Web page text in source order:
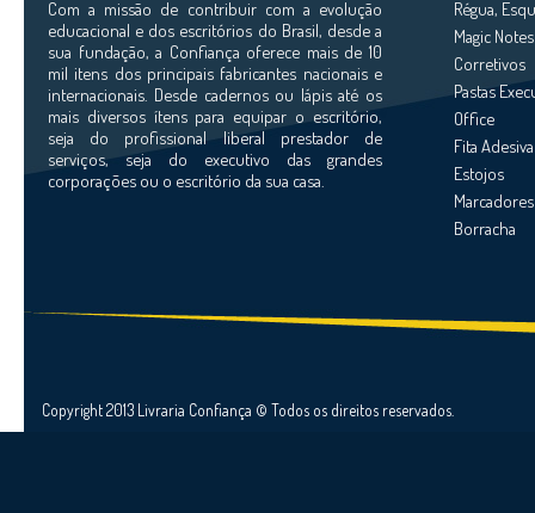
Com a missão de contribuir com a evolução
educacional e dos escritórios do Brasil, desde a
sua fundação, a Confiança oferece mais de 10
mil itens dos principais fabricantes nacionais e
internacionais. Desde cadernos ou lápis até os
mais diversos ítens para equipar o escritório,
seja do profissional liberal prestador de
serviços, seja do executivo das grandes
corporações ou o escritório da sua casa.
Régua,
Magic Notes
Corretivos
Pastas
Office
Fita Adesiva
Estojos
Marcadores
Borracha
Copyright 2013 Livraria Confiança © Todos os direitos reservados.